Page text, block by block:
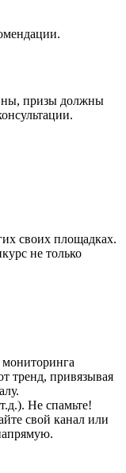
призы должны
своих площадках.
не только
тренд, привязывая
Не спамьте!
свой канал или